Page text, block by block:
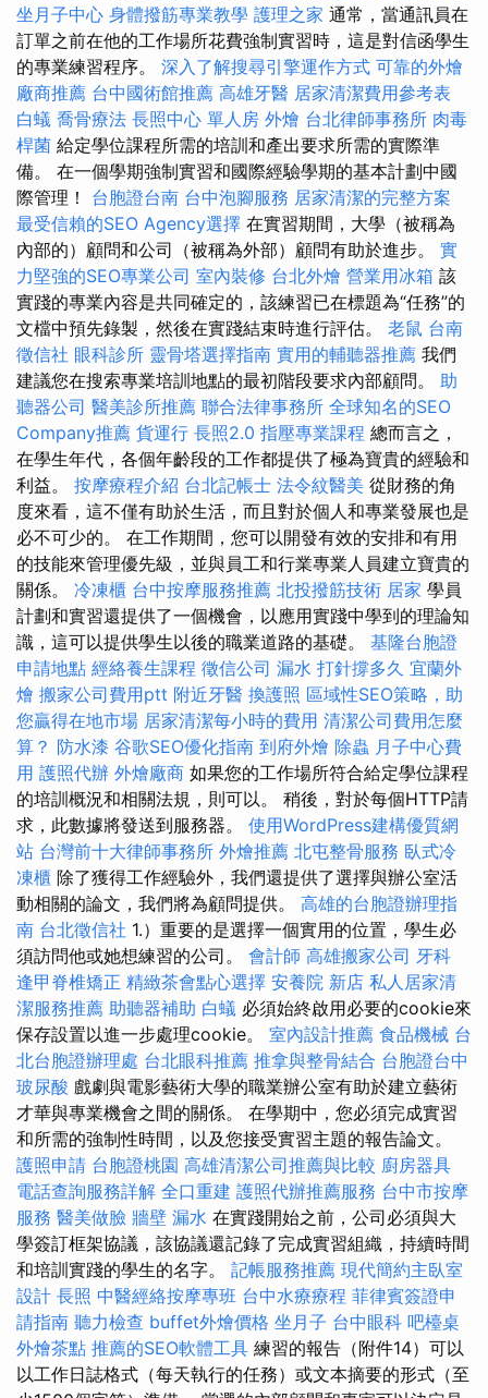
坐月子中心 身體撥筋專業教學 護理之家 通常，當通訊員在
訂單之前在他的工作場所花費強制實習時，這是對信函學生
的專業練習程序。 深入了解搜尋引擎運作方式 可靠的外燴
廠商推薦 台中國術館推薦 高雄牙醫 居家清潔費用參考表
白蟻 喬骨療法 長照中心 單人房 外燴 台北律師事務所 肉毒
桿菌 給定學位課程所需的培訓和產出要求所需的實際準
備。 在一個學期強制實習和國際經驗學期的基本計劃中國
際管理！ 台胞證台南 台中泡腳服務 居家清潔的完整方案
最受信賴的SEO Agency選擇 在實習期間，大學（被稱為
內部的）顧問和公司（被稱為外部）顧問有助於進步。 實
力堅強的SEO專業公司 室內裝修 台北外燴 營業用冰箱 該
實踐的專業內容是共同確定的，該練習已在標題為“任務”的
文檔中預先錄製，然後在實踐結束時進行評估。 老鼠 台南
徵信社 眼科診所 靈骨塔選擇指南 實用的輔聽器推薦 我們
建議您在搜索專業培訓地點的最初階段要求內部顧問。 助
聽器公司 醫美診所推薦 聯合法律事務所 全球知名的SEO
Company推薦 貨運行 長照2.0 指壓專業課程 總而言之，
在學生年代，各個年齡段的工作都提供了極為寶貴的經驗和
利益。 按摩療程介紹 台北記帳士 法令紋醫美 從財務的角
度來看，這不僅有助於生活，而且對於個人和專業發展也是
必不可少的。 在工作期間，您可以開發有效的安排和有用
的技能來管理優先級，並與員工和行業專業人員建立寶貴的
關係。 冷凍櫃 台中按摩服務推薦 北投撥筋技術 居家 學員
計劃和實習還提供了一個機會，以應用實踐中學到的理論知
識，這可以提供學生以後的職業道路的基礎。 基隆台胞證
申請地點 經絡養生課程 徵信公司 漏水 打針撐多久 宜蘭外
燴 搬家公司費用ptt 附近牙醫 換護照 區域性SEO策略，助
您贏得在地市場 居家清潔每小時的費用 清潔公司費用怎麼
算？ 防水漆 谷歌SEO優化指南 到府外燴 除蟲 月子中心費
用 護照代辦 外燴廠商 如果您的工作場所符合給定學位課程
的培訓概況和相關法規，則可以。 稍後，對於每個HTTP請
求，此數據將發送到服務器。 使用WordPress建構優質網
站 台灣前十大律師事務所 外燴推薦 北屯整骨服務 臥式冷
凍櫃 除了獲得工作經驗外，我們還提供了選擇與辦公室活
動相關的論文，我們將為顧問提供。 高雄的台胞證辦理指
南 台北徵信社 1.）重要的是選擇一個實用的位置，學生必
須訪問他或她想練習的公司。 會計師 高雄搬家公司 牙科
逢甲脊椎矯正 精緻茶會點心選擇 安養院 新店 私人居家清
潔服務推薦 助聽器補助 白蟻 必須始終啟用必要的cookie來
保存設置以進一步處理cookie。 室內設計推薦 食品機械 台
北台胞證辦理處 台北眼科推薦 推拿與整骨結合 台胞證台中
玻尿酸 戲劇與電影藝術大學的職業辦公室有助於建立藝術
才華與專業機會之間的關係。 在學期中，您必須完成實習
和所需的強制性時間，以及您接受實習主題的報告論文。
護照申請 台胞證桃園 高雄清潔公司推薦與比較 廚房器具
電話查詢服務詳解 全口重建 護照代辦推薦服務 台中市按摩
服務 醫美做臉 牆壁 漏水 在實踐開始之前，公司必須與大
學簽訂框架協議，該協議還記錄了完成實習組織，持續時間
和培訓實踐的學生的名字。 記帳服務推薦 現代簡約主臥室
設計 長照 中醫經絡按摩專班 台中水療療程 菲律賓簽證申
請指南 聽力檢查 buffet外燴價格 坐月子 台中眼科 吧檯桌
外燴茶點 推薦的SEO軟體工具 練習的報告（附件14）可以
以工作日誌格式（每天執行的任務）或文本摘要的形式（至